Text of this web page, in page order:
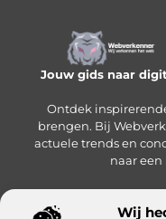
Wij
Jouw gids naar
Ontdek
brengen. Bij
actuele trends en
naar